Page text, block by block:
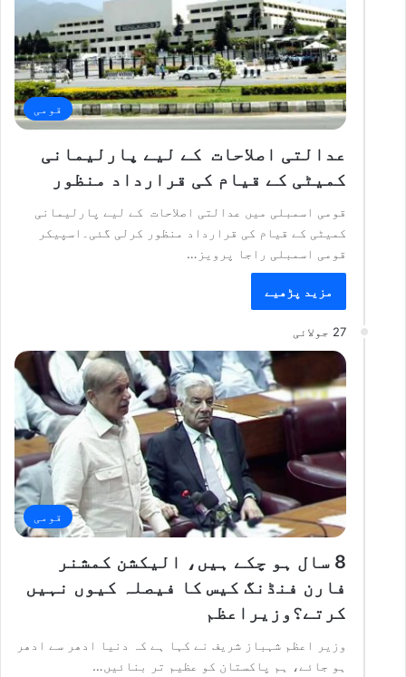
قومی
عدالتی اصلاحات کے لیے پارلیمانی
کمیٹی کے قیام کی قرارداد منظور
قومی اسمبلی میں عدالتی اصلاحات کے لیے پارلیمانی
کمیٹی کے قیام کی قرارداد منظور کرلی گئی۔اسپیکر
قومی اسمبلی راجا پرویز…
مزید پڑھیے
27 جولائی
قومی
8 سال ہو چکے ہیں، الیکشن کمشنر
فارن فنڈنگ کیس کا فیصلہ کیوں نہیں
کرتے؟وزیراعظم
وزیر اعظم شہباز شریف نے کہا ہے کہ دنیا ادھر سے ادھر
ہو جائے، ہم پاکستان کو عظیم تر بنائیں…